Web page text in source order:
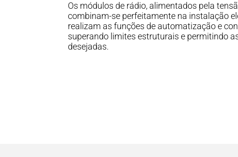
Os módulos de rádio, alimentados pela
combinam-se perfeitamente na instalação
realizam as funções de automatização e
superando limites estruturais e permitindo
desejadas.